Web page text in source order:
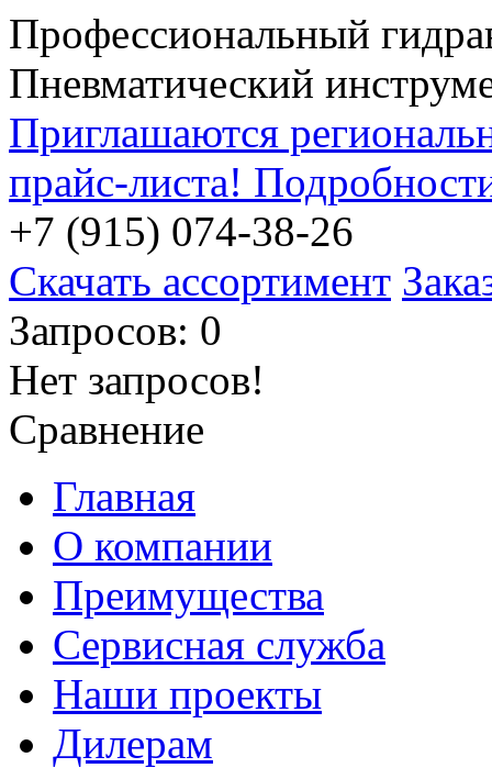
Профессиональный
Пневматический
Приглашаются
прайс-листа!
+7 (915) 074-38-26
Скачать ассортимент
Запросов: 0
Нет запросов!
Сравнение
Главная
О компании
Преимущества
Сервисная служба
Наши проекты
Дилерам